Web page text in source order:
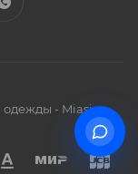
одежды - Miasin